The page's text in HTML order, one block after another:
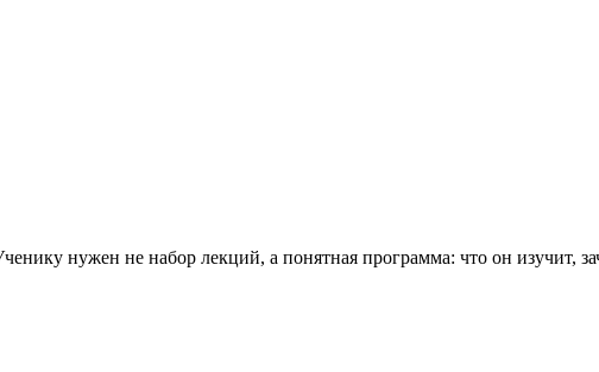
нужен не набор лекций, а понятная программа: что он изучит,